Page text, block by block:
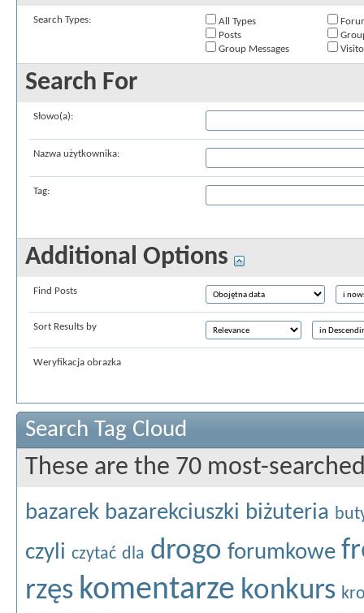
Search Types: All Types
Posts
Group Messages
Search For
Słowo(a):
Nazwa użytkownika:
Tag:
Additional Options
Find Posts
Sort Results by
Weryfikacja obrazka
Search Tag Cloud
These are the 70 most-
bazarek bazarekciuszki biżuteria
czyli czytać dla drogo forumkowe
rzęs komentarze konkurs